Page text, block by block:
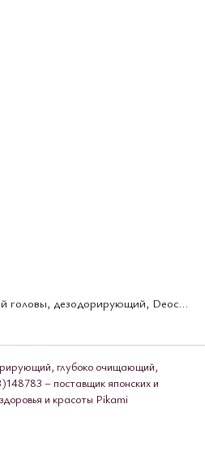
Шампунь для ухода за кожей головы, дезодорирующий, Deoco, Rohto, 450 мл (193943)